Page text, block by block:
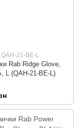
21-BE-L
Rab Ridge Glove,
L (QAH-21-BE-L)